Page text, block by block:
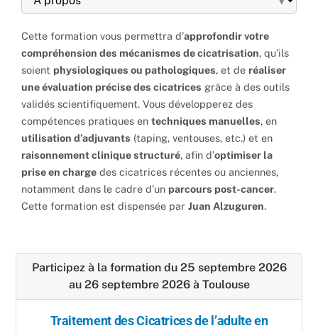
Cette formation vous permettra d’approfondir votre
compréhension des mécanismes de cicatrisation, qu’ils
soient physiologiques ou pathologiques, et de réaliser
une évaluation précise des cicatrices grâce à des outils
validés scientifiquement. Vous développerez des
compétences pratiques entechniques manuelles, en
utilisation d’adjuvants (taping, ventouses, etc.) et en
raisonnement clinique structuré, afin d’optimiser la
prise en charge des cicatrices récentes ou anciennes,
notamment dans le cadre d’un parcours post-cancer.
Cette formation est dispensée parJuan Alzuguren.
Participez à la formation du 25 septembre 2026
au 26 septembre 2026 à Toulouse
Traitement des Cicatrices de l’adulte en